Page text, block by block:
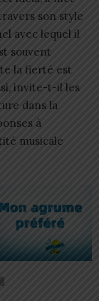
son style
avec lequel il
souvent
la fierté est
invite-t-il les
dans la
à
musicale